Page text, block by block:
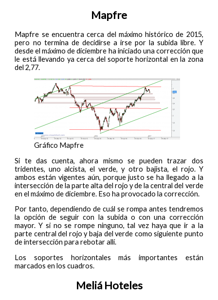
Mapfre
Mapfre se encuentra cerca del máximo histórico de 2015,
pero no termina de decidirse a irse por la subida libre. Y
desde el máximo de diciembre ha iniciado una corrección que
le está llevando ya cerca del soporte horizontal en la zona
del 2,77.
Gráfico Mapfre
Si te das cuenta, ahora mismo se pueden trazar dos
tridentes, uno alcista, el verde, y otro bajista, el rojo. Y
ambos están vigentes aún, porque justo se ha llegado a la
intersección de la parte alta del rojo y de la central del verde
en el máximo de diciembre. Eso ha provocado la corrección.
Por tanto, dependiendo de cuál se rompa antes tendremos
la opción de seguir con la subida o con una corrección
mayor. Y si no se rompe ninguno, tal vez haya que ir a la
parte central del rojo y baja del verde como siguiente punto
de intersección para rebotar allí.
Los soportes horizontales más importantes están
marcados en los cuadros.
Meliá Hoteles